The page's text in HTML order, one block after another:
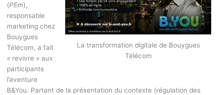
La transformation digitale de Bouygues
Télécom
(PEm),
responsable
marketing chez
Bouygues
Télécom, a fait
« revivre » aux
participants
l’aventure
B&You. Partant de la présentation du contexte (régulation des